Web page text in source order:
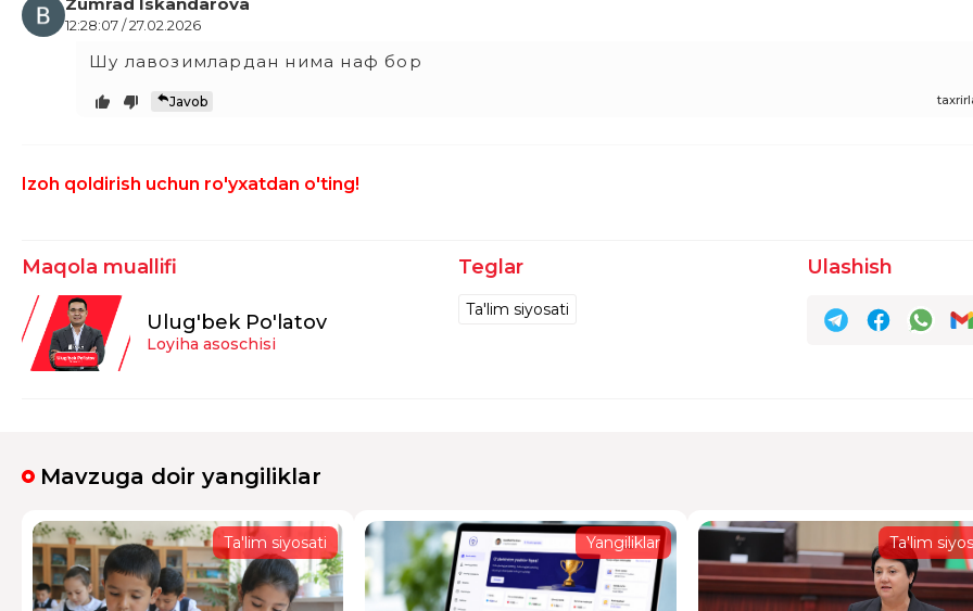
12:28:07 / 27.02.2026
Шу лавозимлардан нима наф бор
Javob
Izoh qoldirish uchun ro'yxatdan o'ting!
Maqola muallifi
Ulug'bek Po'latov
Loyiha asoschisi
Teglar
Ta'lim siyosati
Ulashish
Mavzuga doir yangiliklar
Ta'lim siyosati Yangiliklar Ta'lim